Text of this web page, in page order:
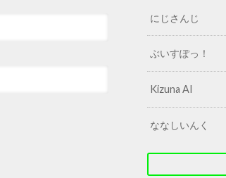
にじさんじ
ぶいすぽっ！
Kizuna AI
ななしいんく